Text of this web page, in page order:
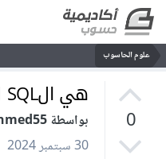
علوم الحاسوب
0
هي الSQL لغة برمجه ؟
بواسطة Ali Ahmed55
30 سبتمبر 2024